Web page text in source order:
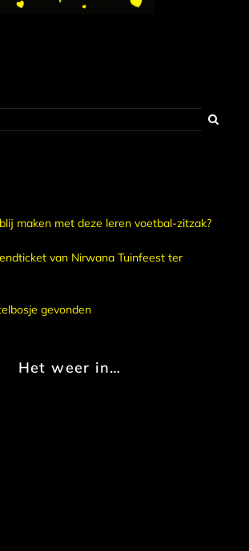
maken met deze leren voetbal-zitzak?
van Nirwana Tuinfeest ter
Een – oud – sleutelbosje gevonden
Het weer in…